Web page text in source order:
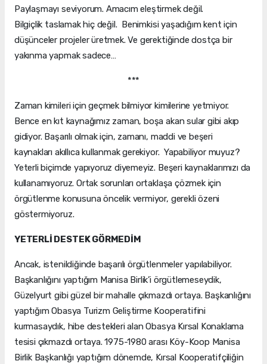
Paylaşmayı seviyorum. Amacım eleştirmek değil.
Bilgiçlik taslamak hiç değil. Benimkisi yaşadığım kent için
düşünceler projeler üretmek. Ve gerektiğinde dostça bir
yakınma yapmak sadece…
***
Zaman kimileri için geçmek bilmiyor kimilerine yetmiyor.
Bence en kıt kaynağımız zaman, boşa akan sular gibi akıp
gidiyor. Başarılı olmak için, zamanı, maddi ve beşeri
kaynakları akıllıca kullanmak gerekiyor. Yapabiliyor muyuz?
Yeterli biçimde yapıyoruz diyemeyiz. Beşeri kaynaklarımızı da
kullanamıyoruz. Ortak sorunları ortaklaşa çözmek için
örgütlenme konusuna öncelik vermiyor, gerekli özeni
göstermiyoruz.
YETERLİ DESTEK GÖRMEDİM
Ancak, istenildiğinde başarılı örgütlenmeler yapılabiliyor.
Başkanlığını yaptığım Manisa Birlik’i örgütlemeseydik,
Güzelyurt gibi güzel bir mahalle çıkmazdı ortaya. Başkanlığını
yaptığım Obasya Turizm Geliştirme Kooperatifini
kurmasaydık, hibe destekleri alan Obasya Kırsal Konaklama
tesisi çıkmazdı ortaya. 1975-1980 arası Köy-Koop Manisa
Birlik Başkanlığı yaptığım dönemde, Kırsal Kooperatifçiliğin